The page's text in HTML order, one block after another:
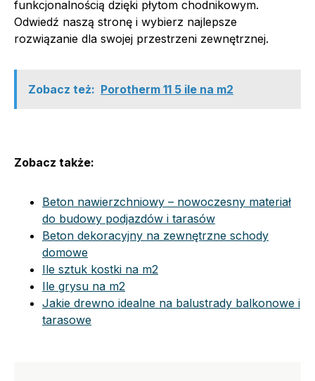
funkcjonalnością dzięki płytom chodnikowym.
Odwiedź naszą stronę i wybierz najlepsze
rozwiązanie dla swojej przestrzeni zewnętrznej.
Zobacz też: Porotherm 11 5 ile na m2
Zobacz także:
Beton nawierzchniowy – nowoczesny materiał
do budowy podjazdów i tarasów
Beton dekoracyjny na zewnętrzne schody
domowe
Ile sztuk kostki na m2
Ile grysu na m2
Jakie drewno idealne na balustrady balkonowe i
tarasowe